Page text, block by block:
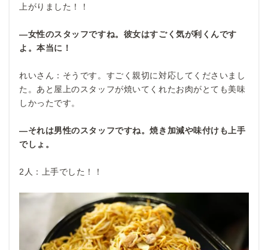
上がりました！！
―女性のスタッフですね。彼女はすごく気が利くんです
よ。本当に！
れいさん：そうです。すごく親切に対応してくださいまし
た。あと屋上のスタッフが焼いてくれたお肉がとても美味
しかったです。
―それは男性のスタッフですね。焼き加減や味付けも上手
でしょ。
2人：上手でした！！